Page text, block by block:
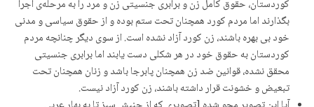
کوردستان، حقوق کامل زن و برابری جنسیتی زن و مرد را بە مرحلەی اجرا
بگذارند اما مردم کورد همچنان تحت ستم بودە و از حقوق سیاسی و مدنی
خود بی بهرە باشند، زن کورد آزاد نشدە است. از سوی دیگر چنانچە مردم
کوردستان بە حقوق خود در هر شکلی دست یابند اما برابری جنسیتی
محقق نشدە، قوانین ضد زن همچنان پابرجا باشد و زنان همچنان تحت
تبعیض و خشونت قرار داشتە باشند، زن کورد آزاد نیست.